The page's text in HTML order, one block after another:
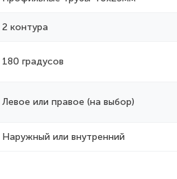
2 контура
180 градусов
Левое или правое (на выбор)
Наружный или внутренний